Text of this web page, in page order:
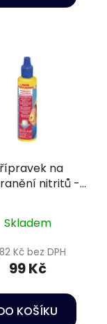
na
nitritů -
Skladem
Kč bez DPH
99 Kč
KOŠÍKU